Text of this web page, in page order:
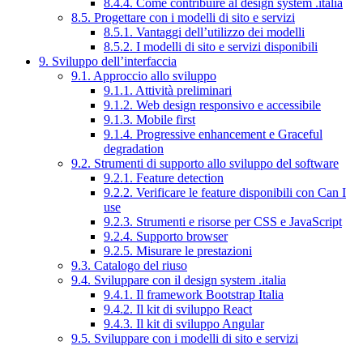
8.4.4. Come contribuire al design system .italia
8.5. Progettare con i modelli di sito e servizi
8.5.1. Vantaggi dell’utilizzo dei modelli
8.5.2. I modelli di sito e servizi disponibili
9. Sviluppo dell’interfaccia
9.1. Approccio allo sviluppo
9.1.1. Attività preliminari
9.1.2. Web design responsivo e accessibile
9.1.3. Mobile first
9.1.4. Progressive enhancement e Graceful
degradation
9.2. Strumenti di supporto allo sviluppo del software
9.2.1. Feature detection
9.2.2. Verificare le feature disponibili con Can I
use
9.2.3. Strumenti e risorse per CSS e JavaScript
9.2.4. Supporto browser
9.2.5. Misurare le prestazioni
9.3. Catalogo del riuso
9.4. Sviluppare con il design system .italia
9.4.1. Il framework Bootstrap Italia
9.4.2. Il kit di sviluppo React
9.4.3. Il kit di sviluppo Angular
9.5. Sviluppare con i modelli di sito e servizi